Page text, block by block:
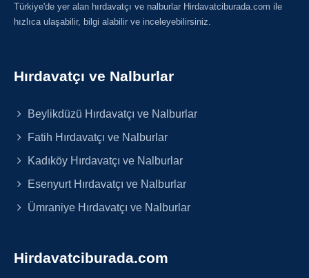
Türkiye'de yer alan hırdavatçı ve nalburlar Hirdavatciburada.com ile
hızlıca ulaşabilir, bilgi alabilir ve inceleyebilirsiniz.
Hırdavatçı ve Nalburlar
Beylikdüzü Hırdavatçı ve Nalburlar
Fatih Hırdavatçı ve Nalburlar
Kadıköy Hırdavatçı ve Nalburlar
Esenyurt Hırdavatçı ve Nalburlar
Ümraniye Hırdavatçı ve Nalburlar
Hirdavatciburada.com